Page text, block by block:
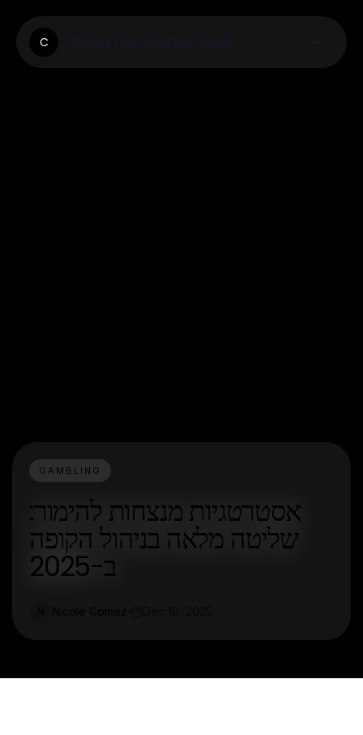
C
GAMBLING
אסטרטגיות מנצחות להימור:
שליטה מלאה בניהול הקופה
ב-2025